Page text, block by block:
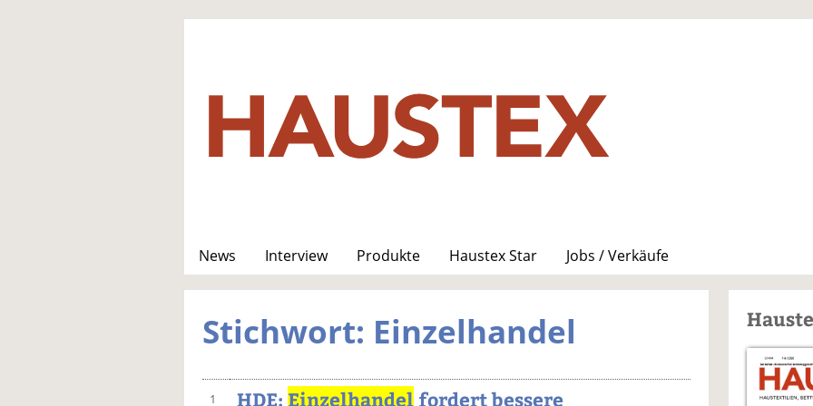
News Interview Produkte Haustex Star
Jobs / Verkäufe
Stichwort: Einzelhandel
1 HDE: Einzelhandel fordert bessere